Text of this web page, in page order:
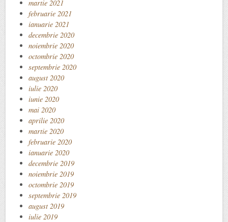
martie 2021
februarie 2021
ianuarie 2021
decembrie 2020
noiembrie 2020
octombrie 2020
septembrie 2020
august 2020
iulie 2020
iunie 2020
mai 2020
aprilie 2020
martie 2020
februarie 2020
ianuarie 2020
decembrie 2019
noiembrie 2019
octombrie 2019
septembrie 2019
august 2019
iulie 2019